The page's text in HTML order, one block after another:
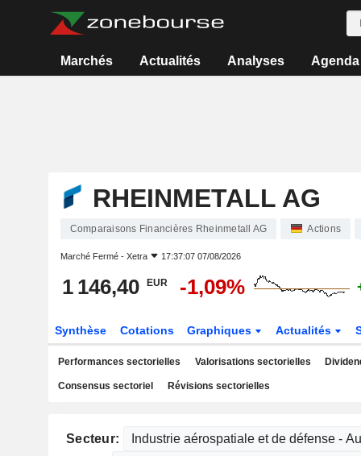
Marchés Actualités Analyses Agenda
RHEINMETALL AG
Comparaisons Financières Rheinmetall AG Actions
Marché Fermé - Xetra 17:37:07 07/08/2026
1 146,40 EUR -1,09%
Synthèse Cotations Graphiques Actualités
Performances sectorielles Valorisations sectorielles
Consensus sectoriel Révisions sectorielles
Secteur: